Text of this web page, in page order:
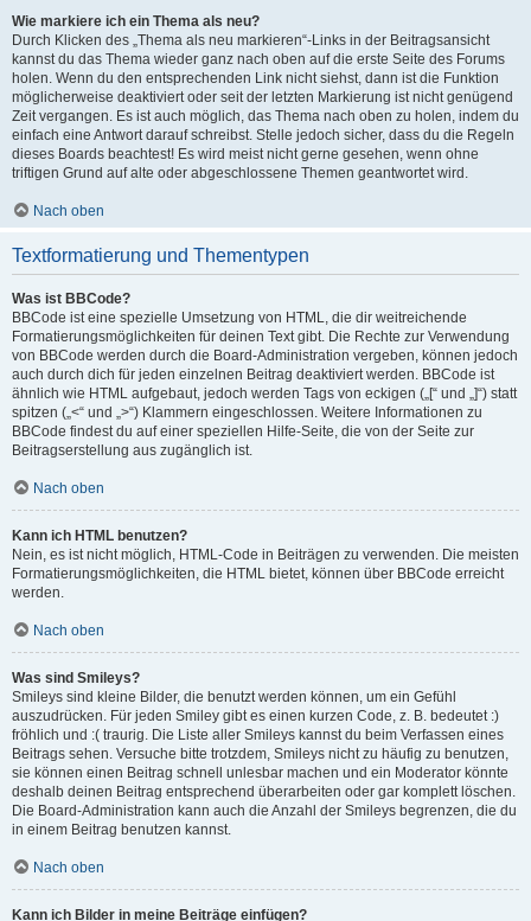
Wie markiere ich ein Thema als neu?
Durch Klicken des „Thema als neu markieren“-Links in der Beitragsansicht
kannst du das Thema wieder ganz nach oben auf die erste Seite des Forums
holen. Wenn du den entsprechenden Link nicht siehst, dann ist die Funktion
möglicherweise deaktiviert oder seit der letzten Markierung ist nicht genügend
Zeit vergangen. Es ist auch möglich, das Thema nach oben zu holen, indem du
einfach eine Antwort darauf schreibst. Stelle jedoch sicher, dass du die Regeln
dieses Boards beachtest! Es wird meist nicht gerne gesehen, wenn ohne
triftigen Grund auf alte oder abgeschlossene Themen geantwortet wird.
Nach oben
Textformatierung und Thementypen
Was ist BBCode?
BBCode ist eine spezielle Umsetzung von HTML, die dir weitreichende
Formatierungsmöglichkeiten für deinen Text gibt. Die Rechte zur Verwendung
von BBCode werden durch die Board-Administration vergeben, können jedoch
auch durch dich für jeden einzelnen Beitrag deaktiviert werden. BBCode ist
ähnlich wie HTML aufgebaut, jedoch werden Tags von eckigen („[“ und „]“) statt
spitzen („<“ und „>“) Klammern eingeschlossen. Weitere Informationen zu
BBCode findest du auf einer speziellen Hilfe-Seite, die von der Seite zur
Beitragserstellung aus zugänglich ist.
Nach oben
Kann ich HTML benutzen?
Nein, es ist nicht möglich, HTML-Code in Beiträgen zu verwenden. Die meisten
Formatierungsmöglichkeiten, die HTML bietet, können über BBCode erreicht
werden.
Nach oben
Was sind Smileys?
Smileys sind kleine Bilder, die benutzt werden können, um ein Gefühl
auszudrücken. Für jeden Smiley gibt es einen kurzen Code, z. B. bedeutet :)
fröhlich und :( traurig. Die Liste aller Smileys kannst du beim Verfassen eines
Beitrags sehen. Versuche bitte trotzdem, Smileys nicht zu häufig zu benutzen,
sie können einen Beitrag schnell unlesbar machen und ein Moderator könnte
deshalb deinen Beitrag entsprechend überarbeiten oder gar komplett löschen.
Die Board-Administration kann auch die Anzahl der Smileys begrenzen, die du
in einem Beitrag benutzen kannst.
Nach oben
Kann ich Bilder in meine Beiträge einfügen?